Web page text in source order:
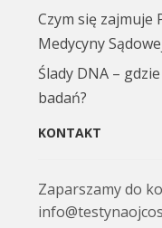
Czym się zajmuje
Medycyny
Ślady DNA –
badań?
KONTAKT
Zaparszamy do